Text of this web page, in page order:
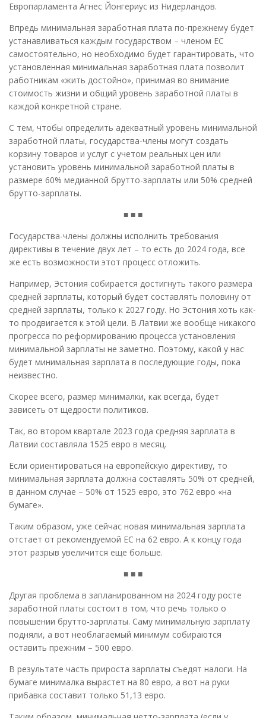
Европарламента Агнес Йонгериус из Нидерландов.
Впредь минимальная заработная плата по-прежнему будет
устанавливаться каждым государством – членом ЕС
самостоятельно, но необходимо будет гарантировать, что
установленная минимальная заработная плата позволит
работникам «жить достойно», принимая во внимание
стоимость жизни и общий уровень заработной платы в
каждой конкретной стране.
С тем, чтобы определить адекватный уровень минимальной
заработной платы, государства-члены могут создать
корзину товаров и услуг с учетом реальных цен или
установить уровень минимальной заработной платы в
размере 60% медианной брутто-зарплаты или 50% средней
брутто-зарплаты.
■ ■ ■
Государства-члены должны исполнить требования
директивы в течение двух лет – то есть до 2024 года, все
же есть возможности этот процесс отложить.
Например, Эстония собирается достигнуть такого размера
средней зарплаты, который будет составлять половину от
средней зарплаты, только к 2027 году. Но Эстония хоть как-
то продвигается к этой цели. В Латвии же вообще никакого
прогресса по реформированию процесса установления
минимальной зарплаты не заметно. Поэтому, какой у нас
будет минимальная зарплата в последующие годы, пока
неизвестно.
Скорее всего, размер минималки, как всегда, будет
зависеть от щедрости политиков.
Так, во втором квартале 2023 года средняя зарплата в
Латвии составляла 1525 евро в месяц.
Если ориентироваться на европейскую директиву, то
минимальная зарплата должна составлять 50% от средней,
в данном случае – 50% от 1525 евро, это 762 евро «на
бумаге».
Таким образом, уже сейчас новая минимальная зарплата
отстает от рекомендуемой ЕС на 62 евро. А к концу года
этот разрыв увеличится еще больше.
■ ■ ■
Другая проблема в запланированном на 2024 году росте
заработной платы состоит в том, что речь только о
повышении брутто-зарплаты. Саму минимальную зарплату
подняли, а вот необлагаемый минимум собираются
оставить прежним – 500 евро.
В результате часть прироста зарплаты съедят налоги. На
бумаге минималка вырастет на 80 евро, а вот на руки
прибавка составит только 51,13 евро.